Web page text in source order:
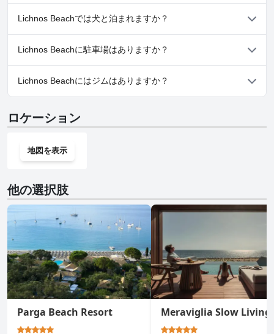
いいえ、Lichnos Beachではスパはご利用いただけません。
Lichnos Beachでは犬と泊まれますか？
はい、Lichnos Beachは犬を歓迎します。
Lichnos Beachに駐車場はありますか？
はい、Lichnos Beachでは駐車場をご利用いただけます。
Lichnos Beachにはジムはありますか？
ロケーション
地図を表示
他の選択肢
Parga Beach Resort Meraviglia Slow Living